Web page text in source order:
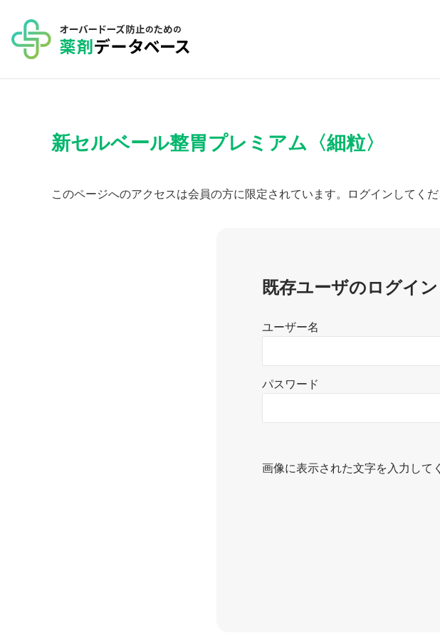
ン
テ
ス
プ
新セルベール整胃プレミアム〈細粒〉
このページへのアクセスは会員の方に限定されています。ログインしてくだ
既存ユーザのログイン
ユーザー名
パスワード
画像に表示された文字を入力して